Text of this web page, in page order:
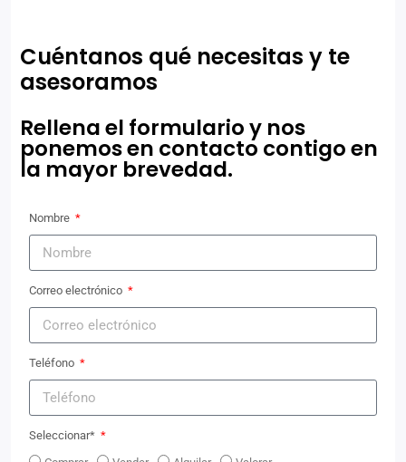
Cuéntanos qué necesitas y te
asesoramos
Rellena el formulario y nos
ponemos en contacto contigo en
la mayor brevedad.
Nombre
Correo electrónico
Teléfono
Seleccionar*